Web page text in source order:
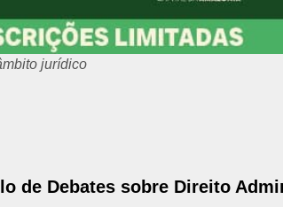
jurídico
de Debates sobre Direito